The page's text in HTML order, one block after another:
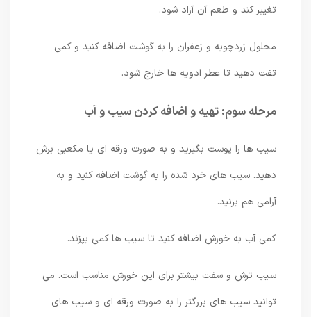
تغییر کند و طعم آن آزاد شود.
محلول زردچوبه و زعفران را به گوشت اضافه کنید و کمی
تفت دهید تا عطر ادویه ها خارج شود.
مرحله سوم: تهیه و اضافه کردن سیب و آب
سیب ها را پوست بگیرید و به صورت ورقه ای یا مکعبی برش
دهید. سیب های خرد شده را به گوشت اضافه کنید و به
آرامی هم بزنید.
کمی آب به خورش اضافه کنید تا سیب ها کمی بپزند.
سیب ترش و سفت بیشتر برای این خورش مناسب است. می
توانید سیب های بزرگتر را به صورت ورقه ای و سیب های